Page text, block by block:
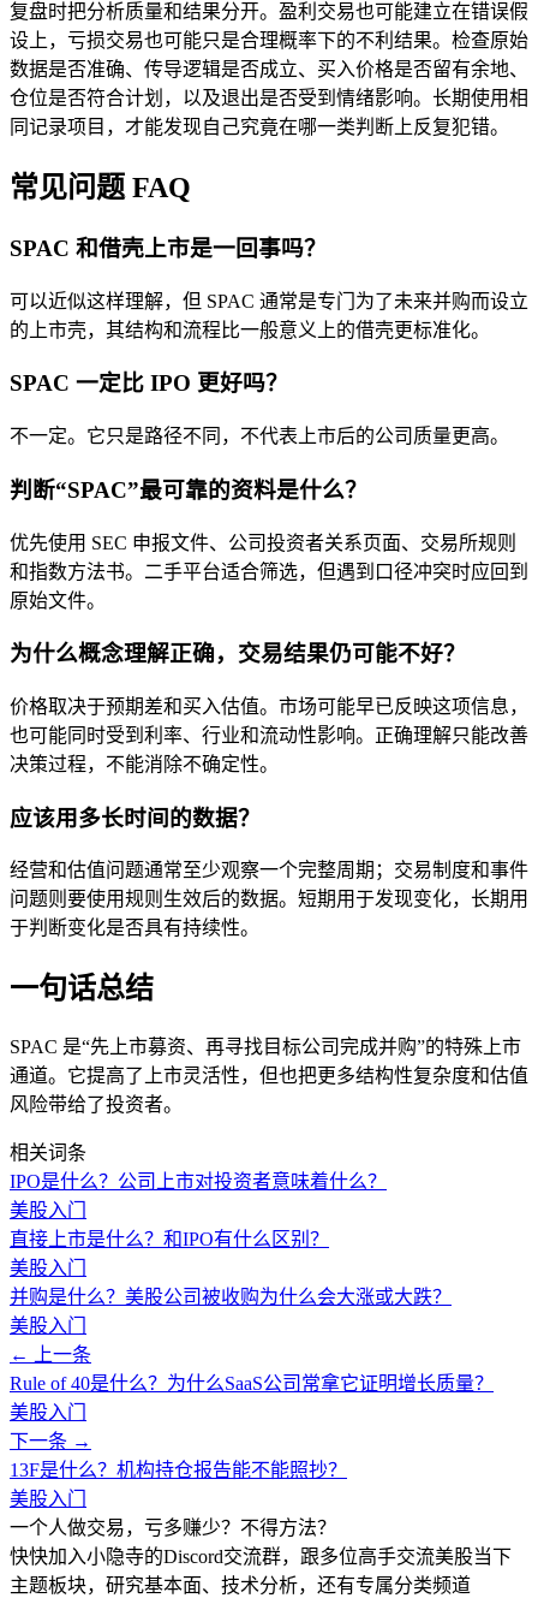
复盘时把分析质量和结果分开。盈利交易也可能建立在错误假
设上，亏损交易也可能只是合理概率下的不利结果。检查原始
数据是否准确、传导逻辑是否成立、买入价格是否留有余地、
仓位是否符合计划，以及退出是否受到情绪影响。长期使用相
同记录项目，才能发现自己究竟在哪一类判断上反复犯错。
常见问题 FAQ
SPAC 和借壳上市是一回事吗？
可以近似这样理解，但 SPAC 通常是专门为了未来并购而设立
的上市壳，其结构和流程比一般意义上的借壳更标准化。
SPAC 一定比 IPO 更好吗？
不一定。它只是路径不同，不代表上市后的公司质量更高。
判断“SPAC”最可靠的资料是什么？
优先使用 SEC 申报文件、公司投资者关系页面、交易所规则
和指数方法书。二手平台适合筛选，但遇到口径冲突时应回到
原始文件。
为什么概念理解正确，交易结果仍可能不好？
价格取决于预期差和买入估值。市场可能早已反映这项信息，
也可能同时受到利率、行业和流动性影响。正确理解只能改善
决策过程，不能消除不确定性。
应该用多长时间的数据？
经营和估值问题通常至少观察一个完整周期；交易制度和事件
问题则要使用规则生效后的数据。短期用于发现变化，长期用
于判断变化是否具有持续性。
一句话总结
SPAC 是“先上市募资、再寻找目标公司完成并购”的特殊上市
通道。它提高了上市灵活性，但也把更多结构性复杂度和估值
风险带给了投资者。
相关词条
IPO是什么？公司上市对投资者意味着什么？
美股入门
直接上市是什么？和IPO有什么区别？
美股入门
并购是什么？美股公司被收购为什么会大涨或大跌？
美股入门
← 上一条
Rule of 40是什么？为什么SaaS公司常拿它证明增长质量？
美股入门
下一条 →
13F是什么？机构持仓报告能不能照抄？
美股入门
一个人做交易，亏多赚少？不得方法？
快快加入小隐寺的Discord交流群，跟多位高手交流美股当下
主题板块，研究基本面、技术分析，还有专属分类频道